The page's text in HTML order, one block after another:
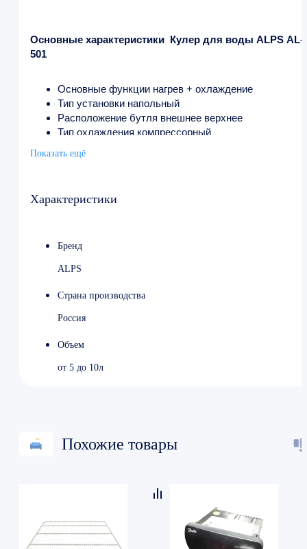
Основные характеристики Кулер для воды ALPS AL-
501
Основные функции нагрев + охлаждение
Тип установки напольный
Расположение бутля внешнее верхнее
Тип охлаждения компрессорный
Производительность нагрева 5 л/ч (95°C)
Материал корпуса пищевой пластик + металл
Мощность охлаждения: 100 Вт
Показать ещё
Характеристики
Бренд
ALPS
Страна производства
Россия
Объем
от 5 до 10л
Похожие товары